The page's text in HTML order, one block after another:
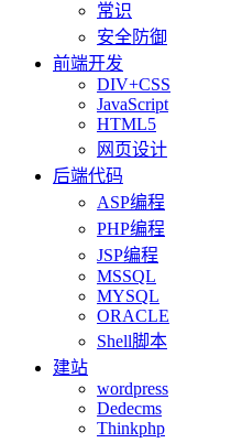
常识
安全防御
前端开发
DIV+CSS
JavaScript
HTML5
网页设计
后端代码
ASP编程
PHP编程
JSP编程
MSSQL
MYSQL
ORACLE
Shell脚本
建站
wordpress
Dedecms
Thinkphp